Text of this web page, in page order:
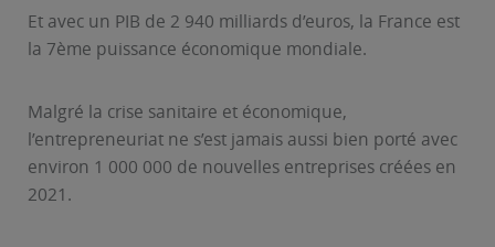
Et avec un PIB de 2 940 milliards d’euros, la France est
la 7ème puissance économique mondiale.
Malgré la crise sanitaire et économique,
l’entrepreneuriat ne s’est jamais aussi bien porté avec
environ 1 000 000 de nouvelles entreprises créées en
2021.